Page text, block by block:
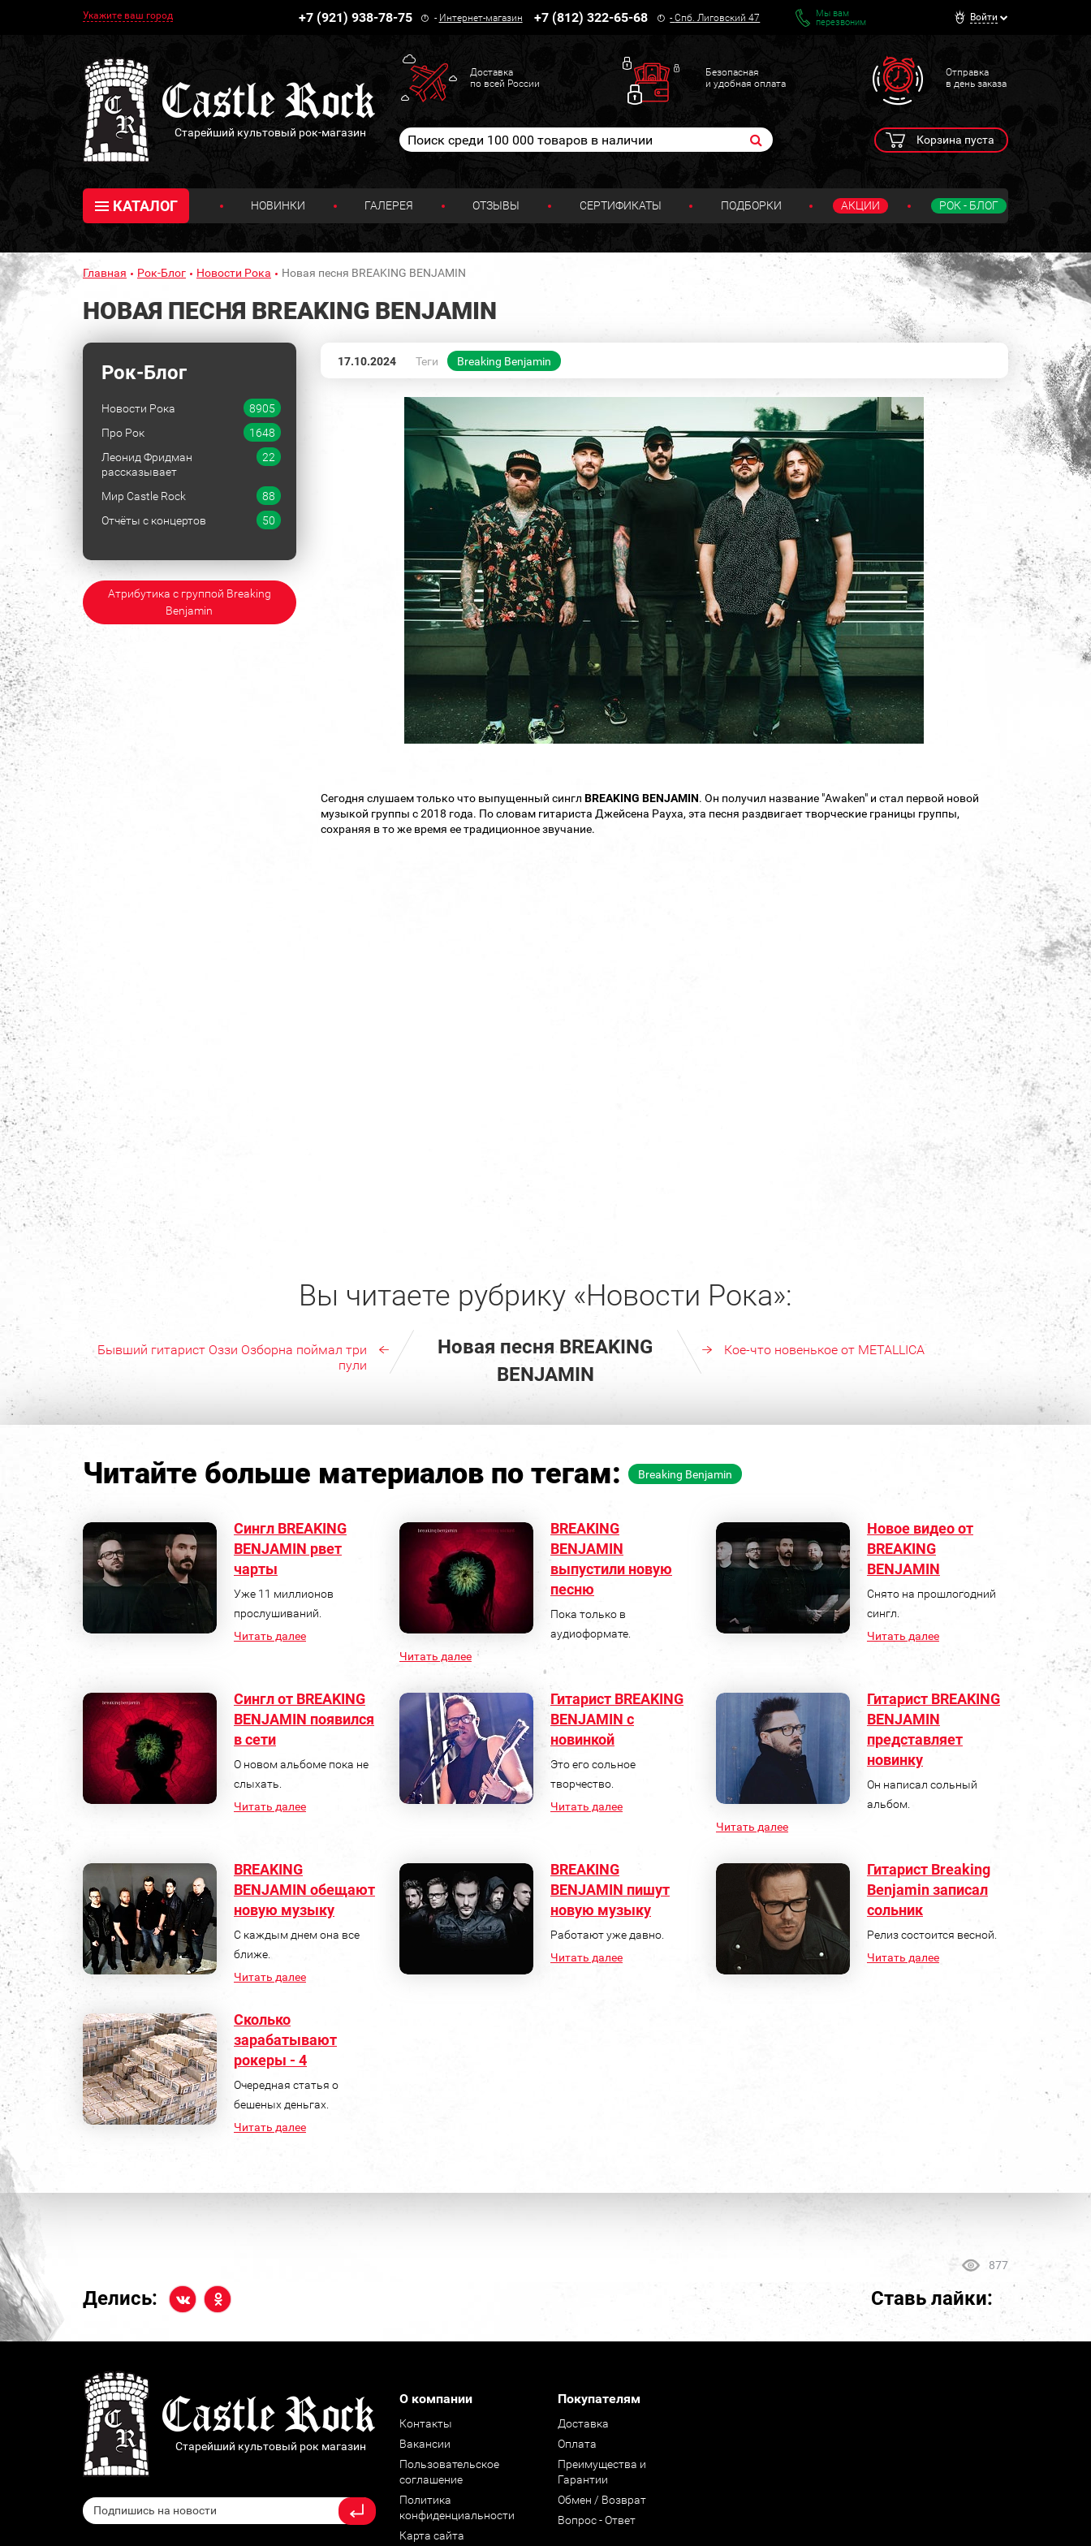
Укажите ваш город +7 (921) 938-78-75 - Интернет-магазин +7 (812) 322-65-68 -Спб. Лиговский 47
Мы вам
перезвоним
Войти
Старейший культовый рок-магазин
Доставка
по всей России
Безопасная
и удобная оплата
Отправка
в день заказа
Корзина пуста
КАТАЛОГ НОВИНКИ ГАЛЕРЕЯ ОТЗЫВЫ СЕРТИФИКАТЫ ПОДБОРКИ АКЦИИ РОК - БЛОГ
Главная Рок-Блог Новости Рока Новая песня BREAKING BENJAMIN
НОВАЯ ПЕСНЯ BREAKING BENJAMIN
Рок-Блог
Новости Рока
8905
Про Рок
1648
Леонид Фридман
рассказывает
22
Мир Castle Rock
88
Отчёты с концертов
50
Атрибутика с группой Breaking
Benjamin
17.10.2024 Теги Breaking Benjamin
Сегодня слушаем только что выпущенный сингл BREAKING BENJAMIN. Он получил название "Awaken" и стал первой новой
музыкой группы с 2018 года. По словам гитариста Джейсена Рауха, эта песня раздвигает творческие границы группы,
сохраняя в то же время ее традиционное звучание.
Вы читаете рубрику «Новости Рока»:
Бывший гитарист Оззи Озборна поймал три
пули
Новая песня BREAKING
BENJAMIN
Кое-что новенькое от METALLICA
Читайте больше материалов по тегам: Breaking Benjamin
Сингл BREAKING
BENJAMIN рвет
чарты
Уже 11 миллионов
прослушиваний.
Читать далее
BREAKING
BENJAMIN
выпустили новую
песню
Пока только в
аудиоформате.
Читать далее
Новое видео от
BREAKING
BENJAMIN
Снято на прошлогодний
сингл.
Читать далее
Сингл от BREAKING
BENJAMIN появился
в сети
О новом альбоме пока не
слыхать.
Читать далее
Гитарист BREAKING
BENJAMIN с
новинкой
Это его сольное
творчество.
Читать далее
Гитарист BREAKING
BENJAMIN
представляет
новинку
Он написал сольный
альбом.
Читать далее
BREAKING
BENJAMIN обещают
новую музыку
С каждым днем она все
ближе.
Читать далее
BREAKING
BENJAMIN пишут
новую музыку
Работают уже давно.
Читать далее
Гитарист Breaking
Benjamin записал
сольник
Релиз состоится весной.
Читать далее
Сколько
зарабатывают
рокеры - 4
Очередная статья о
бешеных деньгах.
Читать далее
877
Делись: Ставь лайки:
Старейший культовый рок магазин
О компании
Контакты
Вакансии
Пользовательское
соглашение
Политика
конфиденциальности
Карта сайта
Покупателям
Доставка
Оплата
Преимущества и
Гарантии
Обмен / Возврат
Вопрос - Ответ